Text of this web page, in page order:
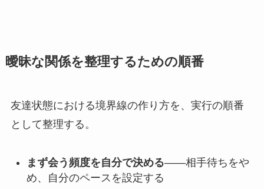
曖昧な関係を整理するための順番
友達状態における境界線の作り方を、実行の順番
として整理する。
まず会う頻度を自分で決める——相手待ちをや
め、自分のペースを設定する